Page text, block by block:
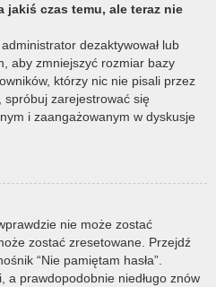
jakiś czas temu, ale teraz nie
dezaktywował lub
aby zmniejszyć rozmiar bazy
którzy nic nie pisali przez
spróbuj zarejestrować się
i zaangażowanym w dyskusje
nie może zostać
zostać zresetowane. Przejdź
“Nie pamiętam hasła”.
a prawdopodobnie niedługo znów